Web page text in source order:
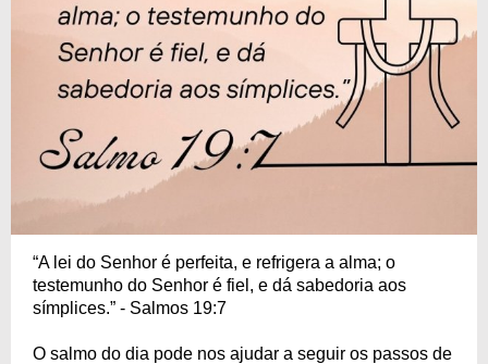
“A lei do Senhor é perfeita, e refrigera a alma; o
testemunho do Senhor é fiel, e dá sabedoria aos
símplices.” - Salmos 19:7
O salmo do dia pode nos ajudar a seguir os passos de